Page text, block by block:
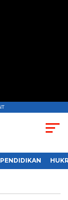
PENDIDIKAN